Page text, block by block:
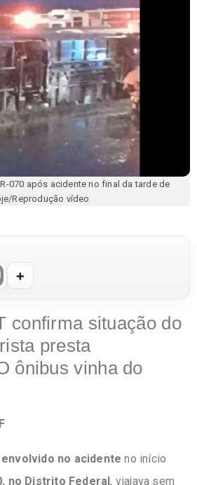
070 após acidente no final da tarde de
Reprodução vídeo
confirma situação do
presta
ônibus vinha do
no acidente no início
no Distrito Federal, viajava sem